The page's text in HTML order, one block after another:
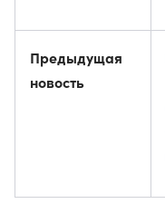
Предыдущая
новость